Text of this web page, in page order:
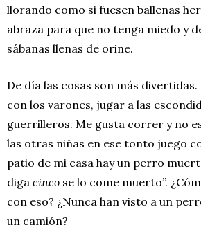
llorando como si fuesen ballenas
abraza para que no tenga miedo y
sábanas llenas de orine.
De día las cosas son más
con los varones, jugar a las
guerrilleros. Me gusta correr y no
las otras niñas en ese tonto juego
patio de mi casa hay un perro
diga cinco se lo come muerto”.
con eso? ¿Nunca han visto a un
un camión?